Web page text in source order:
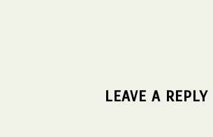
LEAVE A REPLY